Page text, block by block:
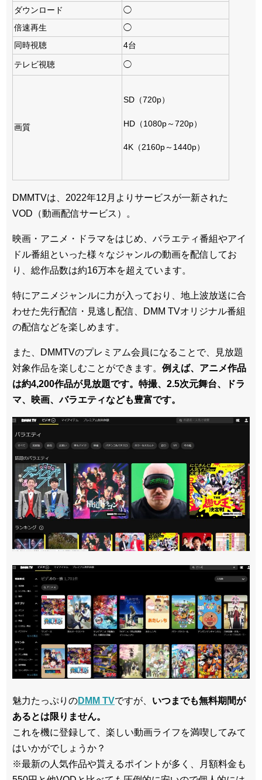
ダウンロード
◯
倍速再生
◯
同時視聴
4台
テレビ視聴 ◯
画質
SD（720p）
HD（1080p～720p）
4K（2160p～1440p）
DMMTVは、2022年12月よりサービスが一新された
VOD（動画配信サービス）。
映画・アニメ・ドラマをはじめ、バラエティ番組やアイ
ドル番組といった様々なジャンルの動画を配信してお
り、総作品数は約16万本を超えています。
特にアニメジャンルに力が入っており、地上波放送に合
わせた先行配信・見逃し配信、DMM TVオリジナル番組
の配信などを楽しめます。
また、DMMTVのプレミアム会員になることで、見放題
対象作品を楽しむことができます。 例えば、アニメ作品
は約4,200作品が見放題です。特撮、2.5次元舞台、ドラ
マ、映画、バラエティなども豊富です。
魅力たっぷりのDMM TVですが、 いつまでも無料期間が
あるとは限りません。
これを機に登録して、楽しい動画ライフを満喫してみて
はいかがでしょうか？
※最新の人気作品や貰えるポイントが多く、月額料金も